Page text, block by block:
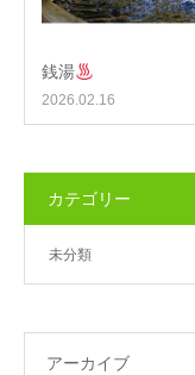
銭湯
2026.02.16
カテゴリー
未分類
アーカイブ